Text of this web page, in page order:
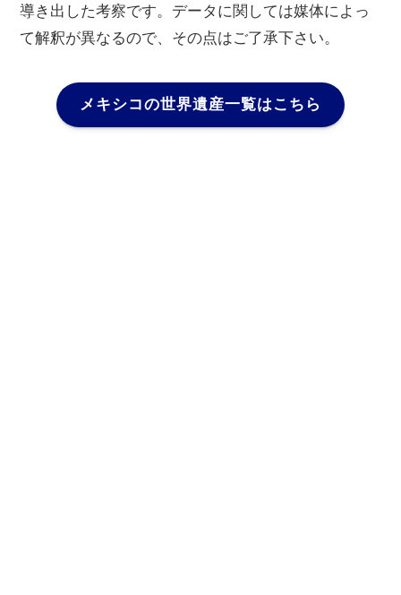
導き出した考察です。データに関しては媒体によっ
て解釈が異なるので、その点はご了承下さい。
メキシコの世界遺産一覧はこちら